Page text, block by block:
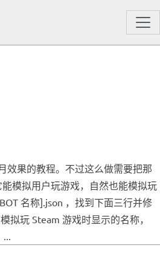
效果的教程。不过这么做需要把那
模拟用户玩游戏，自然也能模拟玩
名称].json ，找到下面三行并修
玩 Steam 游戏时显示的名称，
...